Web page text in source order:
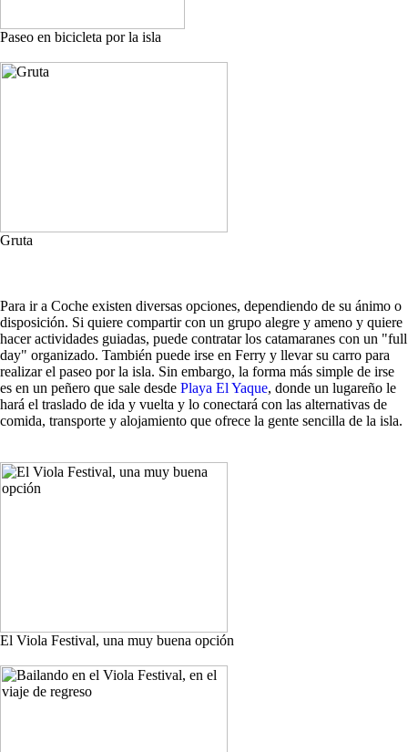
Paseo en bicicleta por la isla
Gruta
Para ir a Coche existen diversas opciones, dependiendo de su ánimo o
disposición. Si quiere compartir con un grupo alegre y ameno y quiere
hacer actividades guiadas, puede contratar los catamaranes con un "full
day" organizado. También puede irse en Ferry y llevar su carro para
realizar el paseo por la isla. Sin embargo, la forma más simple de irse
es en un peñero que sale desde Playa El Yaque, donde un lugareño le
hará el traslado de ida y vuelta y lo conectará con las alternativas de
comida, transporte y alojamiento que ofrece la gente sencilla de la isla.
El Viola Festival, una muy buena opción